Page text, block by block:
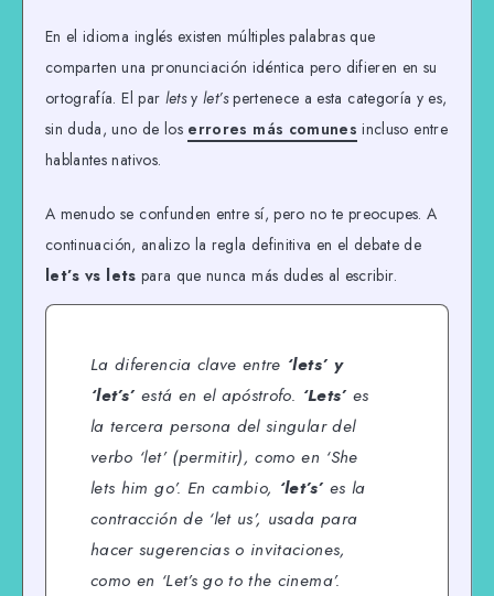
En el idioma inglés existen múltiples palabras que
comparten una pronunciación idéntica pero difieren en su
ortografía. El par letsylet’spertenece a esta categoría y es,
sin duda, uno de los errores más comunes incluso entre
hablantes nativos.
A menudo se confunden entre sí, pero no te preocupes. A
continuación, analizo la regla definitiva en el debate de
let’s vs lets para que nunca más dudes al escribir.
La diferencia clave entre ‘lets’ y
‘let’s’ está en el apóstrofo. ‘Lets’ es
la tercera persona del singular del
verbo ‘let’ (permitir), como en ‘She
lets him go’. En cambio, ‘let’s’ es la
contracción de ‘let us’, usada para
hacer sugerencias o invitaciones,
como en ‘Let’s go to the cinema’.